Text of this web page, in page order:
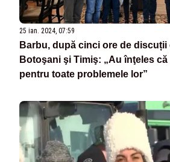
25 ian. 2024, 07:59
Barbu, după cinci ore de discuții
Botoşani şi Timiş: „Au înţeles
pentru toate problemele lor”